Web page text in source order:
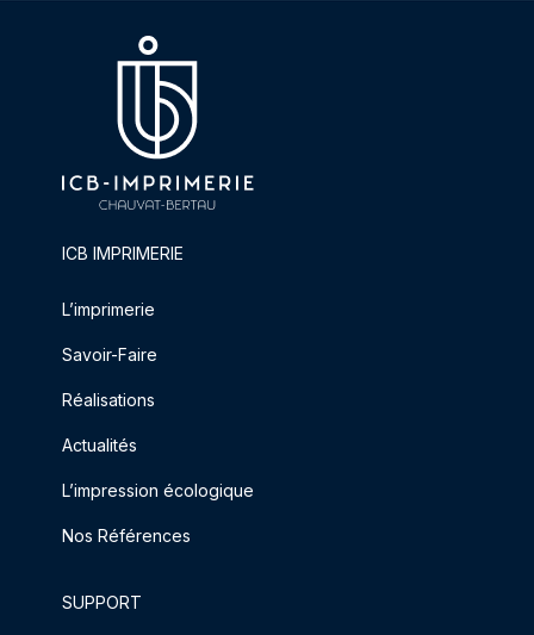
ICB IMPRIMERIE
L’imprimerie
Savoir-Faire
Réalisations
Actualités
L’impression écologique
Nos Références
SUPPORT